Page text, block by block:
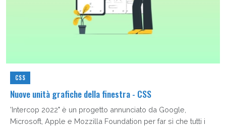
CSS
Nuove unità grafiche della finestra - CSS
'Intercop 2022" è un progetto annunciato da Google,
Microsoft, Apple e Mozzilla Foundation per far sì che tutti i